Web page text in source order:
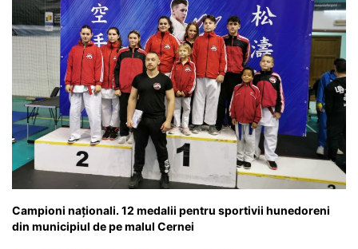
Campioni naționali. 12 medalii pentru sportivii hunedoreni
din municipiul de pe malul Cernei